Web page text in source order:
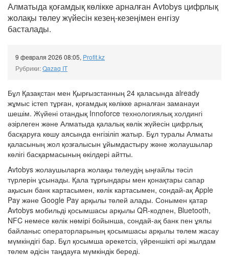
Алматыда қоғамдық көлікке арналған Avtobys цифрлық
жолақы төлеу жүйесін кезең-кезеңімен енгізу
басталады.
9 февраля 2026 08:05, Profit.kz
Рубрики:Qazaq IT
Бұл Қазақстан мен Қырғызстанның 24 қаласында already
жұмыс істеп тұрған, қоғамдық көлікке арналған заманауи
шешім. Жүйені отандық Innoforce технологиялық холдингі
әзірлеген және Алматыда қалалық көлік жүйесін цифрлық
басқаруға көшу аясында енгізіліп жатыр. Бұл туралы Алматы
қаласының жол қозғалысын ұйымдастыру және жолаушылар
көлігі басқармасының өкілдері айтты.
Avtobys жолаушыларға жолақы төлеудің ыңғайлы тәсіл
түрлерін ұсынады. Қала тұрғындары мен қонақтары сапар
ақысын банк картасымен, көлік картасымен, сондай-ақ Apple
Pay және Google Pay арқылы төлей алады. Сонымен қатар
Avtobys мобильді қосымшасы арқылы QR-кодпен, Bluetooth,
NFC немесе көлік нөмірі бойынша, сондай-ақ банк пен ұялы
байланыс операторларының қосымшасы арқылы төлем жасау
мүмкіндігі бар. Бұл қосымша әрекетсіз, үйреншікті әрі жылдам
төлем әдісін таңдауға мүмкіндік береді.